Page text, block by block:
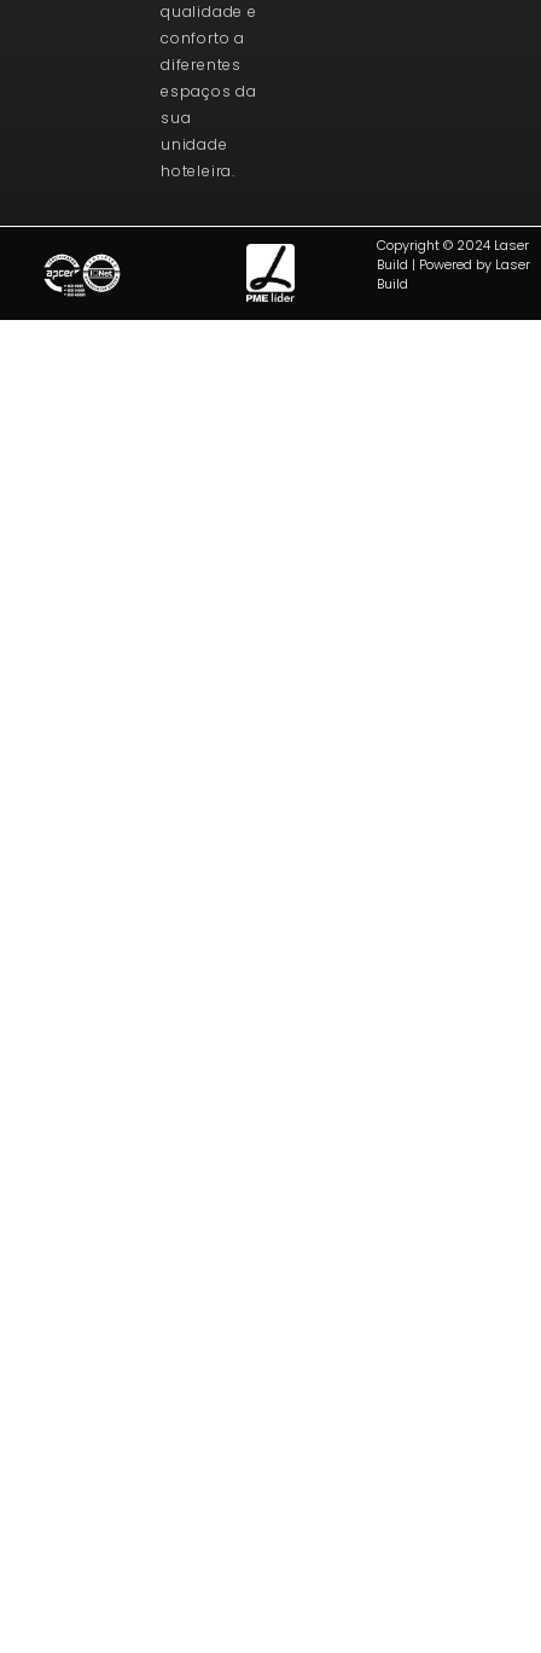
qualidade e
conforto a
diferentes
espaços da
sua
unidade
hoteleira.
Copyright © 2024 Laser
Build | Powered by Laser
Build